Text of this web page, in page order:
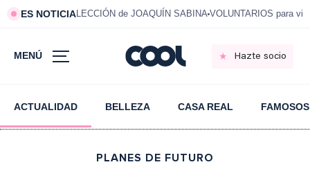
ES NOTICIALECCIÓN de JOAQUÍN SABINA VOLUNTARIOS para
MENÚ Hazte socio
ACTUALIDAD BELLEZA CASA REAL FAMOSOS
PLANES DE FUTURO